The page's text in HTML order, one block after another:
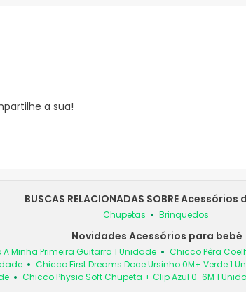
a sua!
BUSCAS RELACIONADAS SOBRE
Chupetas Brinquedos
Novidades Acessórios para bebé
Minha Primeira Guitarra 1 Unidade Chicco Pêra
Chicco First Dreams Doce Ursinho 0M+ Verde 1
Chicco Physio Soft Chupeta + Clip Azul 0-6M 1